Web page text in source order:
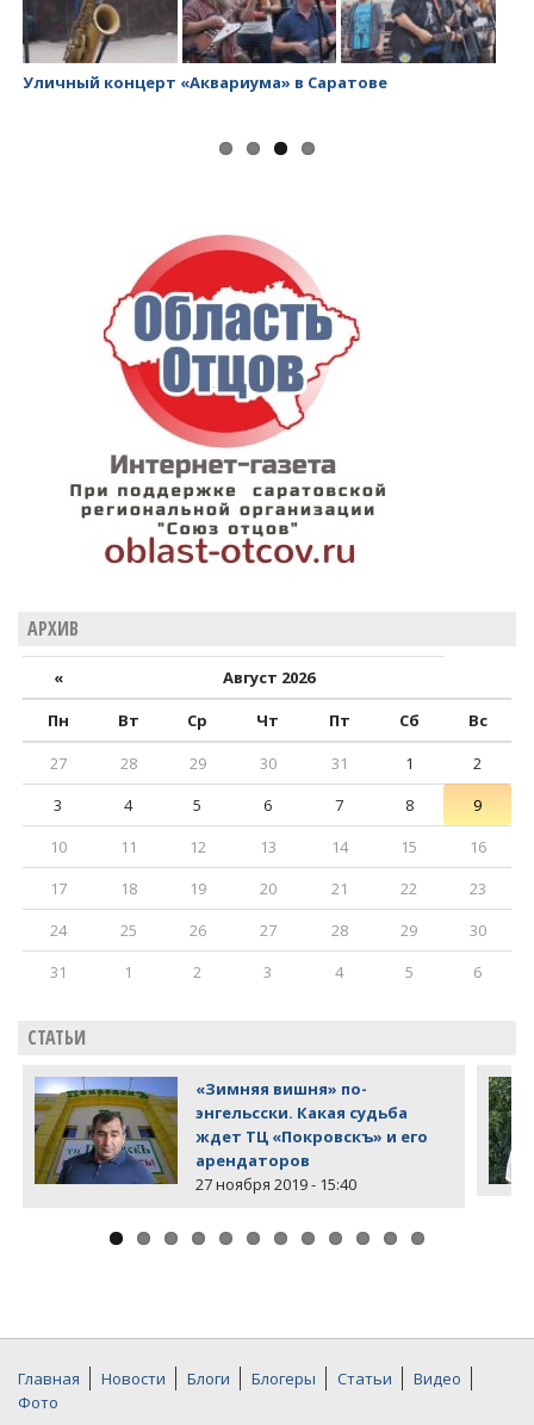
Уличный концерт «Аквариума» в Саратове
АРХИВ
«
Август 2026
Пн
Вт Ср Чт Пт Сб
Вс
27
28 29 30 31 1
2
3
4 5 6 7 8
9
10
11 12 13 14 15
16
17
18 19 20 21 22
23
24
25 26 27 28 29
30
31
1 2 3 4 5 6
СТАТЬИ
«Зимняя вишня» по-
энгельсски. Какая судьба
ждет ТЦ «Покровскъ» и его
арендаторов
27 ноября 2019 - 15:40
Главная Новости Блоги Блогеры Статьи
Видео
Фото